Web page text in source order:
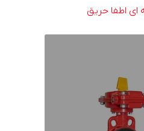
ای اطفا حریق